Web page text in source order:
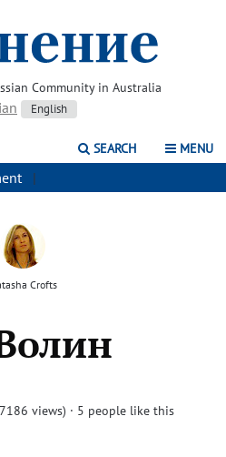
Community in Australia
English
SEARCH MENU
|
Crofts
views) · 5 people like this